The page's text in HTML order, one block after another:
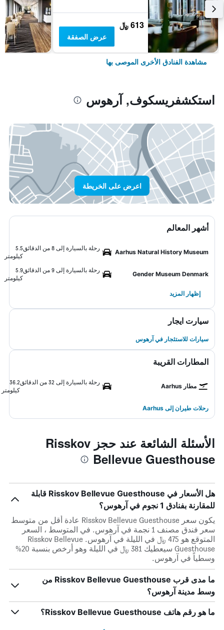
613 ﷼
عرض الصفقة
مشاهدة الفنادق الأخرى الموصى بها
استكشفريسكوف, آرهوس
اعرض على الخريطة
أشهر المعالم
Aarhus Natural History Museum
رحلة بالسيارة إلى 8 من الدقائق
5.5
كيلومتر
Gender Museum Denmark
رحلة بالسيارة إلى 9 من الدقائق
5.9
كيلومتر
إظهار المزيد
سيارت ايجار
سيارات للاستئجار في آرهوس
المطارات القريبة
مطار Aarhus
رحلة بالسيارة إلى 32 من الدقائق
36.2
كيلومتر
رحلات طيران إلى Aarhus
الأسئلة الشائعة عند حجز Risskov
Bellevue Guesthouse
هل الأسعار في Risskov Bellevue Guesthouse قابلة
للمقارنة بفنادق 1 نجوم في آرهوس؟
يكون سعر Risskov Bellevue Guesthouse عادة أقل من متوسط ​​
سعر فندق مصنف 1 نجمة في آرهوس. في المتوسط ، السعر
المتوقع هو 475 ﷼ في الليلة في آرهوس. Risskov Bellevue
Guesthouse سيعطيك 381 ﷼ في الليلة وهو أرخص بنسبة 20%
وسطياً في آرهوس.
ما مدى قرب Risskov Bellevue Guesthouse من
وسط مدينة آرهوس؟
ما هو رقم هاتف Risskov Bellevue Guesthouse؟